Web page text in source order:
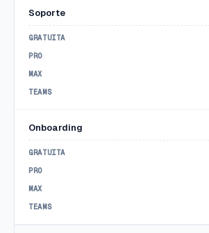
Soporte
Onboarding